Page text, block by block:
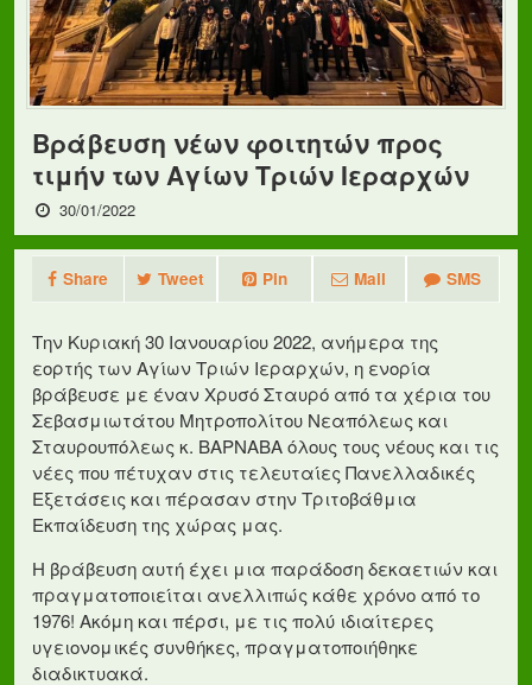
Βράβευση νέων φοιτητών προς
τιμήν των Αγίων Τριών Ιεραρχών
30/01/2022
Share Tweet Pin Mail SMS
Την Κυριακή 30 Ιανουαρίου 2022, ανήμερα της
εορτής των Αγίων Τριών Ιεραρχών, η ενορία
βράβευσε με έναν Χρυσό Σταυρό από τα χέρια του
Σεβασμιωτάτου Μητροπολίτου Νεαπόλεως και
Σταυρουπόλεως κ. ΒΑΡΝΑΒΑ όλους τους νέους και τις
νέες που πέτυχαν στις τελευταίες Πανελλαδικές
Εξετάσεις και πέρασαν στην Τριτοβάθμια
Εκπαίδευση της χώρας μας.
Η βράβευση αυτή έχει μια παράδοση δεκαετιών και
πραγματοποιείται ανελλιπώς κάθε χρόνο από το
1976! Ακόμη και πέρσι, με τις πολύ ιδιαίτερες
υγειονομικές συνθήκες, πραγματοποιήθηκε
διαδικτυακά.